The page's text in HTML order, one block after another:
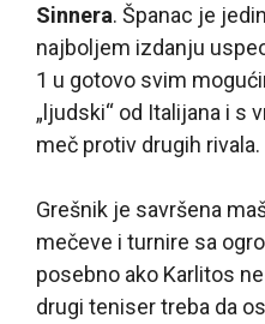
Sinnera. Španac je
najboljem izdanju
1 u gotovo svim
„ljudski“ od Italijana i s
meč protiv drugih rivala.
Grešnik je savršena
mečeve i turnire sa
posebno ako Karlitos
drugi teniser treba da